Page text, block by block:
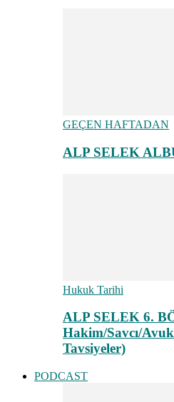
GEÇEN HAFTADAN
ALP SELEK
Hukuk Tarihi
ALP SELEK 6.
Hakim/Savcı/
Tavsiyeler)
PODCAST